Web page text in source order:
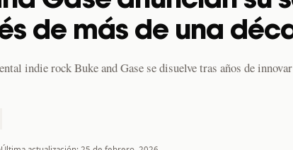
de más de una
indie rock Buke and Gase se disuelve tras años de